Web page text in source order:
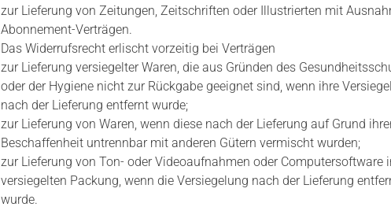
zur Lieferung von Zeitungen, Zeitschriften oder Illustrierten mit
Abonnement-Verträgen.
Das Widerrufsrecht erlischt vorzeitig bei Verträgen
zur Lieferung versiegelter Waren, die aus Gründen des
oder der Hygiene nicht zur Rückgabe geeignet sind, wenn ihre
nach der Lieferung entfernt wurde;
zur Lieferung von Waren, wenn diese nach der Lieferung auf Grund
Beschaffenheit untrennbar mit anderen Gütern vermischt wurden;
zur Lieferung von Ton- oder Videoaufnahmen oder Computersoftware
versiegelten Packung, wenn die Versiegelung nach der Lieferung
wurde.